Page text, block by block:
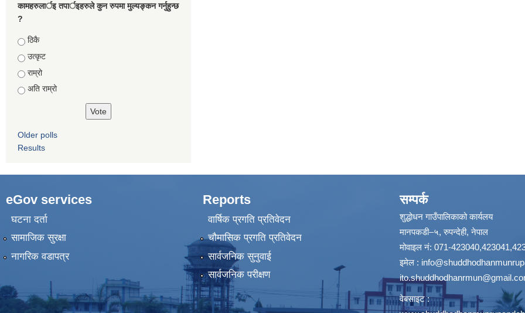
कामहरुलार्इ तपार्इहरुले कुन रुपमा मुल्यङ्कन गर्नुहुन्छ
?
Choices
ठिकै
उत्कृट
राम्रो
अति राम्रो
Older polls
Results
eGov services
घटना दर्ता
सामाजिक सुरक्षा
नागरिक वडापत्र
Reports
वार्षिक प्रगति प्रतिवेदन
चौमासिक प्रगति प्रतिवेदन
सार्वजनिक सुनुवाई
सार्वजनिक परीक्षण
सम्पर्क
शुद्धोधन गाउँपालिकाको कार्यलय
मानपकडी–५, रुपन्देही, नेपाल
मोवाइल नं: 071-
इमेल :
वेबसाइट :